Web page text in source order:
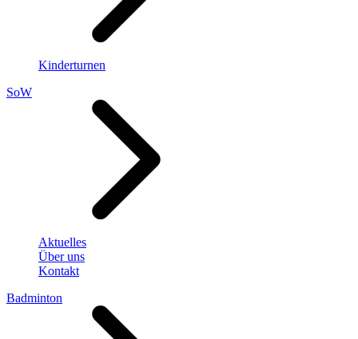
Kinderturnen
SoW
Aktuelles
Über uns
Kontakt
Badminton